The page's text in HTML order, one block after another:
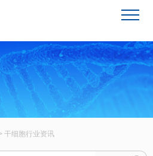
干细胞新闻
干细胞行业资讯